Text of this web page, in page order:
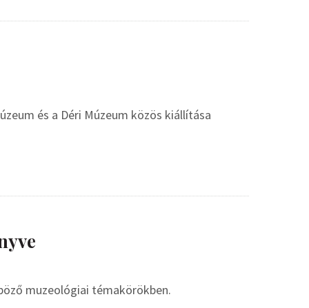
és a Déri Múzeum közös kiállítása
muzeológiai témakörökben.